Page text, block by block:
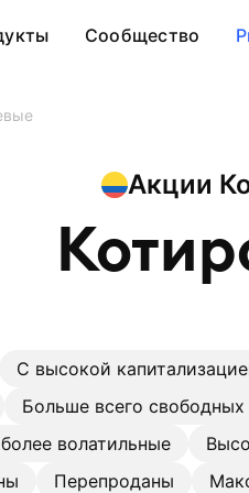
Сообщество
Акции
С высокой
Больше всего свободных
волатильные
Перепроданы